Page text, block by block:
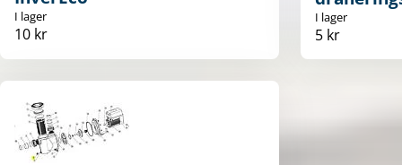
I lager
10 kr
I lager
5 kr